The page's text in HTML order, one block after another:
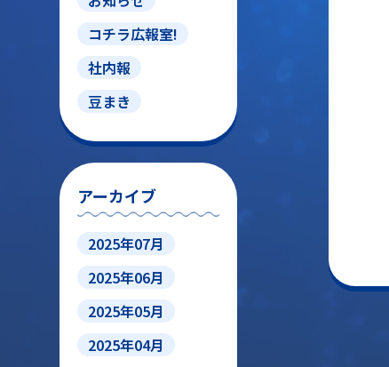
コチラ広報室!
社内報
豆まき
アーカイブ
2025年07月
2025年06月
2025年05月
2025年04月